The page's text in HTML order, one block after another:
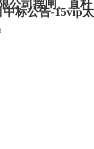
公司摆闸、直杆
标公告-15vip太